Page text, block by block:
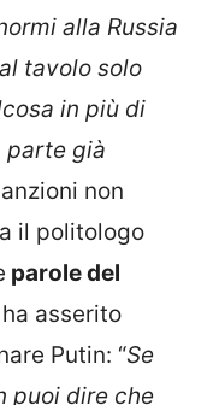
alla Russia
tavolo solo
in più di
parte già
non
il politologo
parole del
asserito
Putin: “Se
puoi dire che